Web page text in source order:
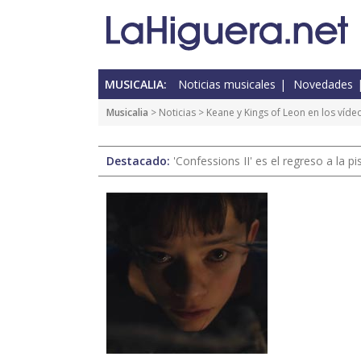
MUSICALIA: Noticias musicales Novedades
Musicalia > Noticias > Keane y Kings of Leon en los
Destacado: 'Confessions II' es el regreso a la